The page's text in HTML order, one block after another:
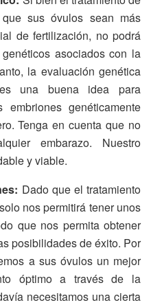
sus óvulos sean más
de fertilización, no podrá
asociados con la
la evaluación genética
una buena idea para
genéticamente
Tenga en cuenta que no
embarazo. Nuestro
y viable.
Dado que el tratamiento
nos permitirá tener unos
que nos permita obtener
posibilidades de éxito. Por
a sus óvulos un mejor
óptimo a través de la
necesitamos una cierta